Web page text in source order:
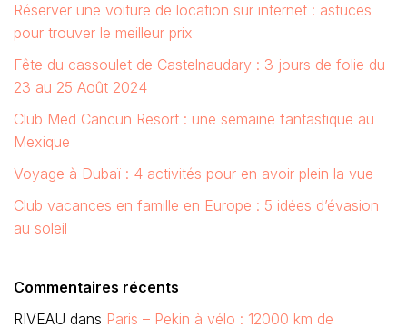
Réserver une voiture de location sur internet : astuces
pour trouver le meilleur prix
Fête du cassoulet de Castelnaudary : 3 jours de folie du
23 au 25 Août 2024
Club Med Cancun Resort : une semaine fantastique au
Mexique
Voyage à Dubaï : 4 activités pour en avoir plein la vue
Club vacances en famille en Europe : 5 idées d’évasion
au soleil
Commentaires récents
RIVEAU dans Paris – Pekin à vélo : 12000 km de